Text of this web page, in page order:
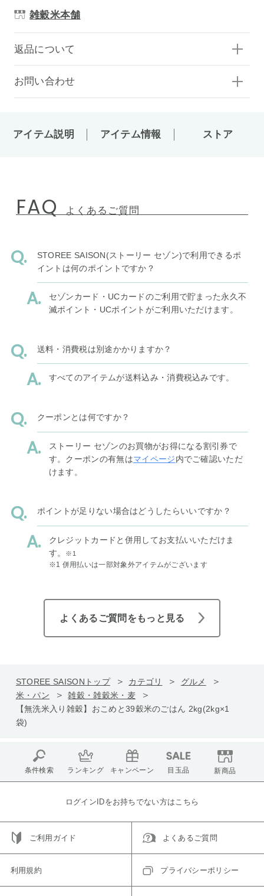
雑穀米本舗
返品について
お問い合わせ
アイテム説明 アイテム情報 ストア
FAQ よくあるご質問
STOREE SAISON(ストーリー セゾン)で利用できるポ
イントは何のポイントですか？
セゾンカード・UCカードのご利用で貯まった永久不
滅ポイント・UCポイントがご利用いただけます。
送料・消費税は別途かかりますか？
すべてのアイテムが送料込み・消費税込みです。
クーポンとは何ですか？
ストーリー セゾンのお買物がお得になる割引券で
す。クーポンの有無はマイページ内でご確認いただ
けます。
ポイントが足りない場合はどうしたらいいですか？
クレジットカードと併用してお支払いいただけま
す。
※1
※1 併用払いは一部対象外アイテムがございます
よくあるご質問をもっと見る
STOREE SAISONトップ カテゴリ
グルメ
米・パン
雑穀・雑穀米・麦
【無洗米入り雑穀】おこめと39穀米のごはん 2kg(2kg×1
袋)
条件検索 ランキング キャンペーン 目玉品 新商品
ログインIDをお持ちでない方はこちら
ご利用ガイド よくあるご質問
利用規約 プライバシーポリシー